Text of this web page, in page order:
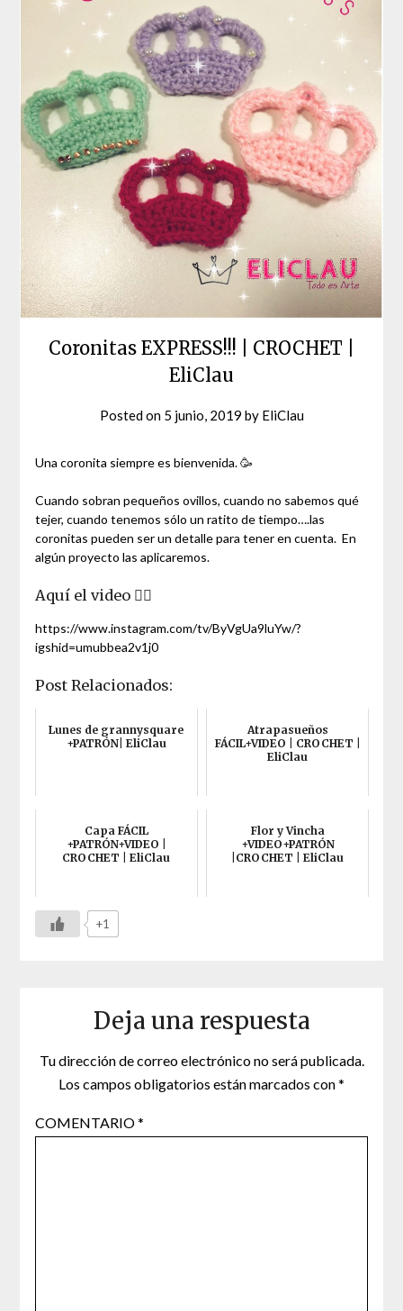
Coronitas EXPRESS!!! | CROCHET |
EliClau
Posted on 5 junio, 2019 by EliClau
Una coronita siempre es bienvenida. 🥳
Cuando sobran pequeños ovillos, cuando no sabemos qué
tejer, cuando tenemos sólo un ratito de tiempo….las
coronitas pueden ser un detalle para tener en cuenta. En
algún proyecto las aplicaremos.
Aquí el video 👇🏼
https://www.instagram.com/tv/ByVgUa9luYw/?
igshid=umubbea2v1j0
Post Relacionados:
Lunes de grannysquare
+PATRÓN| EliClau
Atrapasueños
FÁCIL+VIDEO | CROCHET |
EliClau
Capa FÁCIL
+PATRÓN+VIDEO |
CROCHET | EliClau
Flor y Vincha
+VIDEO+PATRÓN
|CROCHET | EliClau
+1
Deja una respuesta
Tu dirección de correo electrónico no será publicada.
Los campos obligatorios están marcados con*
COMENTARIO*